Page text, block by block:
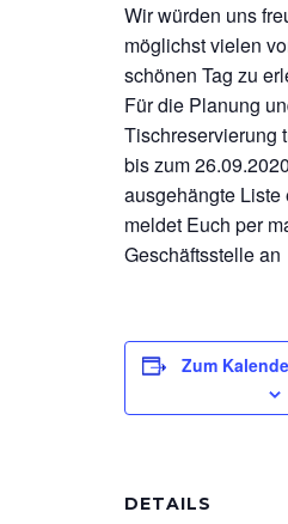
Wir würden uns
möglichst vielen
schönen Tag zu
Für die Planung
Tischreservierung
bis zum
ausgehängte Liste
meldet Euch per
Geschäftsstelle an
Zum
DETAILS